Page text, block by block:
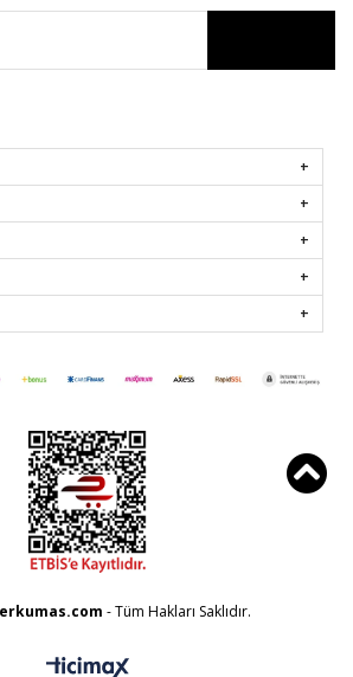
- Tüm Hakları Saklıdır.